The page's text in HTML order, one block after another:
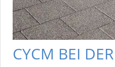
CYCM BEI